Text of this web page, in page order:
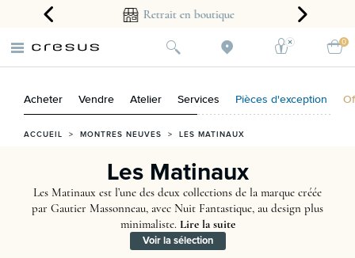
2 ans Retrait en boutique
0
Acheter Vendre Atelier Services Pièces d'exception
ACCUEIL > MONTRES NEUVES > LES MATINAUX
Les Matinaux
Les Matinaux est l’une des deux collections de la marque créée
par Gautier Massonneau, avec Nuit Fantastique, au design plus
minimaliste. Lire la suite
Voir la sélection